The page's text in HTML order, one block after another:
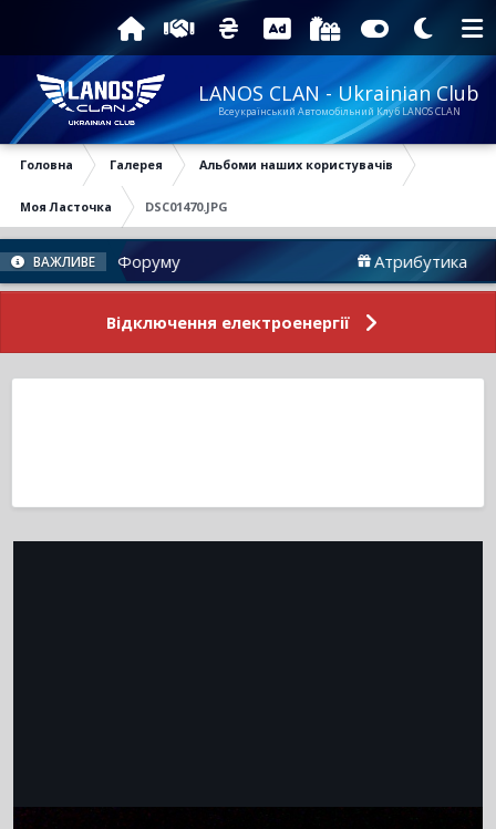
LANOS CLAN - Ukrainian Club
Всеукраїнський Автомобільний Клуб LANOS CLAN
Головна Галерея Альбоми наших користувачів
Моя Ласточка DSC01470.JPG
ВАЖЛИВЕ
Новини Форуму Атрибутика
Відключення електроенергії